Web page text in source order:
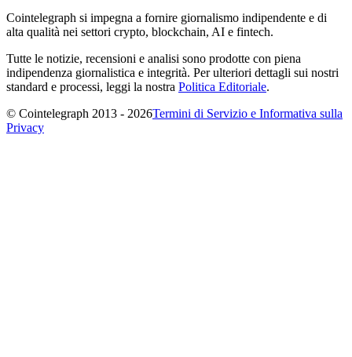
Cointelegraph si impegna a fornire giornalismo indipendente e di
alta qualità nei settori crypto, blockchain, AI e fintech.
Tutte le notizie, recensioni e analisi sono prodotte con piena
indipendenza giornalistica e integrità. Per ulteriori dettagli sui nostri
standard e processi, leggi la nostra Politica Editoriale.
© Cointelegraph 2013 - 2026Termini di Servizio e Informativa sulla
Privacy